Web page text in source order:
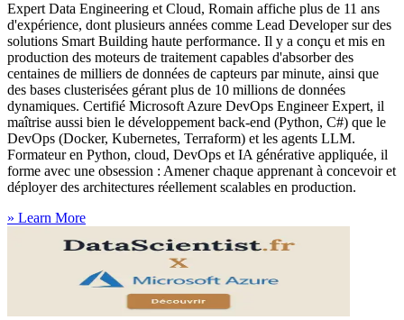
Expert Data Engineering et Cloud, Romain affiche plus de 11 ans
d'expérience, dont plusieurs années comme Lead Developer sur des
solutions Smart Building haute performance. Il y a conçu et mis en
production des moteurs de traitement capables d'absorber des
centaines de milliers de données de capteurs par minute, ainsi que
des bases clusterisées gérant plus de 10 millions de données
dynamiques. Certifié Microsoft Azure DevOps Engineer Expert, il
maîtrise aussi bien le développement back-end (Python, C#) que le
DevOps (Docker, Kubernetes, Terraform) et les agents LLM.
Formateur en Python, cloud, DevOps et IA générative appliquée, il
forme avec une obsession : Amener chaque apprenant à concevoir et
déployer des architectures réellement scalables en production.
» Learn More